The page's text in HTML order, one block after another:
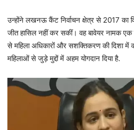
उन्होंने लखनऊ कैंट निर्वाचन क्षेत्र से 2017 का
जीत हासिल नहीं कर सकीं। वह बावेयर नामक
से महिला अधिकारों और सशक्तिकरण की दिशा में
महिलाओं से जुड़े मुद्दों में अहम योगदान दिया है.